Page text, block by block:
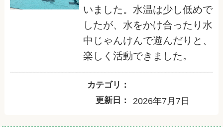
いました。水温は少し低めで
したが、水をかけ合ったり水
中じゃんけんで遊んだりと、
楽しく活動できました。
カテゴリ：
更新日：
2026年7月7日